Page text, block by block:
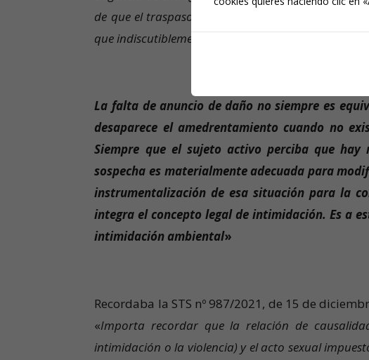
de que el traspaso responde a esos parámetros y
que indiscutiblemente ha impulsado.
La falta de anuncio de daño no siempre es
desaparece el amedrentamiento cuando no
Siempre que el sujeto activo perciba que
sospecha es materialmente adecuada para
instrumentalización de esa situación para la
integra el concepto legal de intimidación. Es a
intimidación ambiental»
Recordaba la STS nº 987/2021, de 15 de
«Importa recordar que la relación de
intimidación o la violencia) y el acto sexual